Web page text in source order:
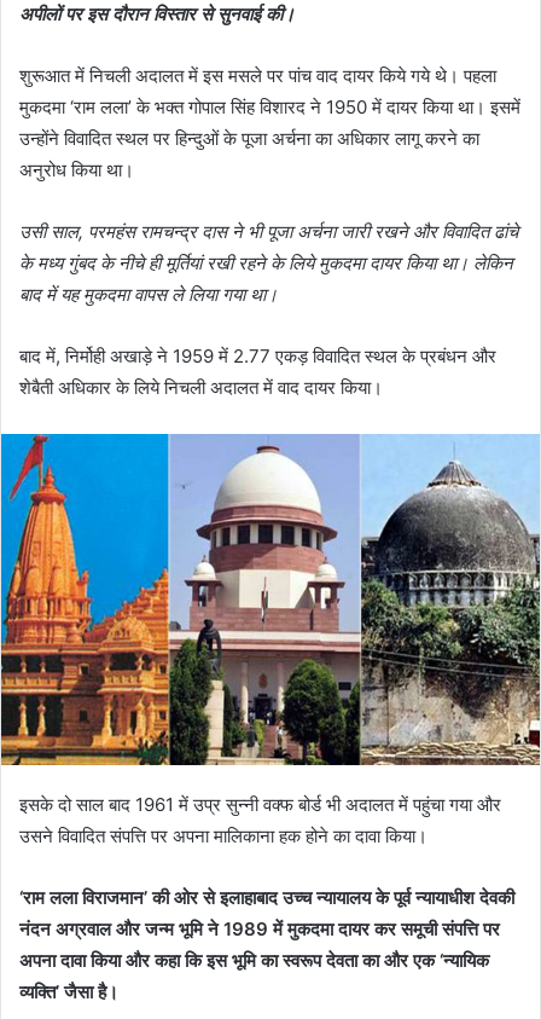
अपीलों पर इस दौरान विस्तार से सुनवाई की।
शुरूआत में निचली अदालत में इस मसले पर पांच वाद दायर किये गये थे। पहला
मुकदमा ‘राम लला’ के भक्त गोपाल सिंह विशारद ने 1950 में दायर किया था। इसमें
उन्होंने विवादित स्थल पर हिन्दुओं के पूजा अर्चना का अधिकार लागू करने का
अनुरोध किया था।
उसी साल, परमहंस रामचन्द्र दास ने भी पूजा अर्चना जारी रखने और विवादित ढांचे
के मध्य गुंबद के नीचे ही मूर्तियां रखी रहने के लिये मुकदमा दायर किया था। लेकिन
बाद में यह मुकदमा वापस ले लिया गया था।
बाद में, निर्मोही अखाड़े ने 1959 में 2.77 एकड़ विवादित स्थल के प्रबंधन और
शेबैती अधिकार के लिये निचली अदालत में वाद दायर किया।
इसके दो साल बाद 1961 में उप्र सुन्नी वक्फ बोर्ड भी अदालत में पहुंचा गया और
उसने विवादित संपत्ति पर अपना मालिकाना हक होने का दावा किया।
‘राम लला विराजमान’ की ओर से इलाहाबाद उच्च न्यायालय के पूर्व न्यायाधीश देवकी
नंदन अग्रवाल और जन्म भूमि ने 1989 में मुकदमा दायर कर समूची संपत्ति पर
अपना दावा किया और कहा कि इस भूमि का स्वरूप देवता का और एक ‘न्यायिक
व्यक्ति’ जैसा है।